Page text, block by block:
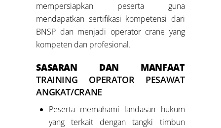
mempersiapkan peserta guna
mendapatkan sertifikasi kompetensi dari
BNSP dan menjadi operator crane yang
kompeten dan profesional.
SASARAN DAN MANFAAT
TRAINING OPERATOR PESAWAT
ANGKAT/CRANE
Peserta memahami landasan hukum
yang terkait dengan tangki timbun